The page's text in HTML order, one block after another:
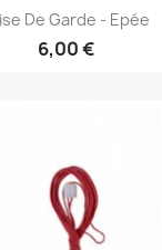
Aperçu rapide
De Garde - Epée
6,00 €